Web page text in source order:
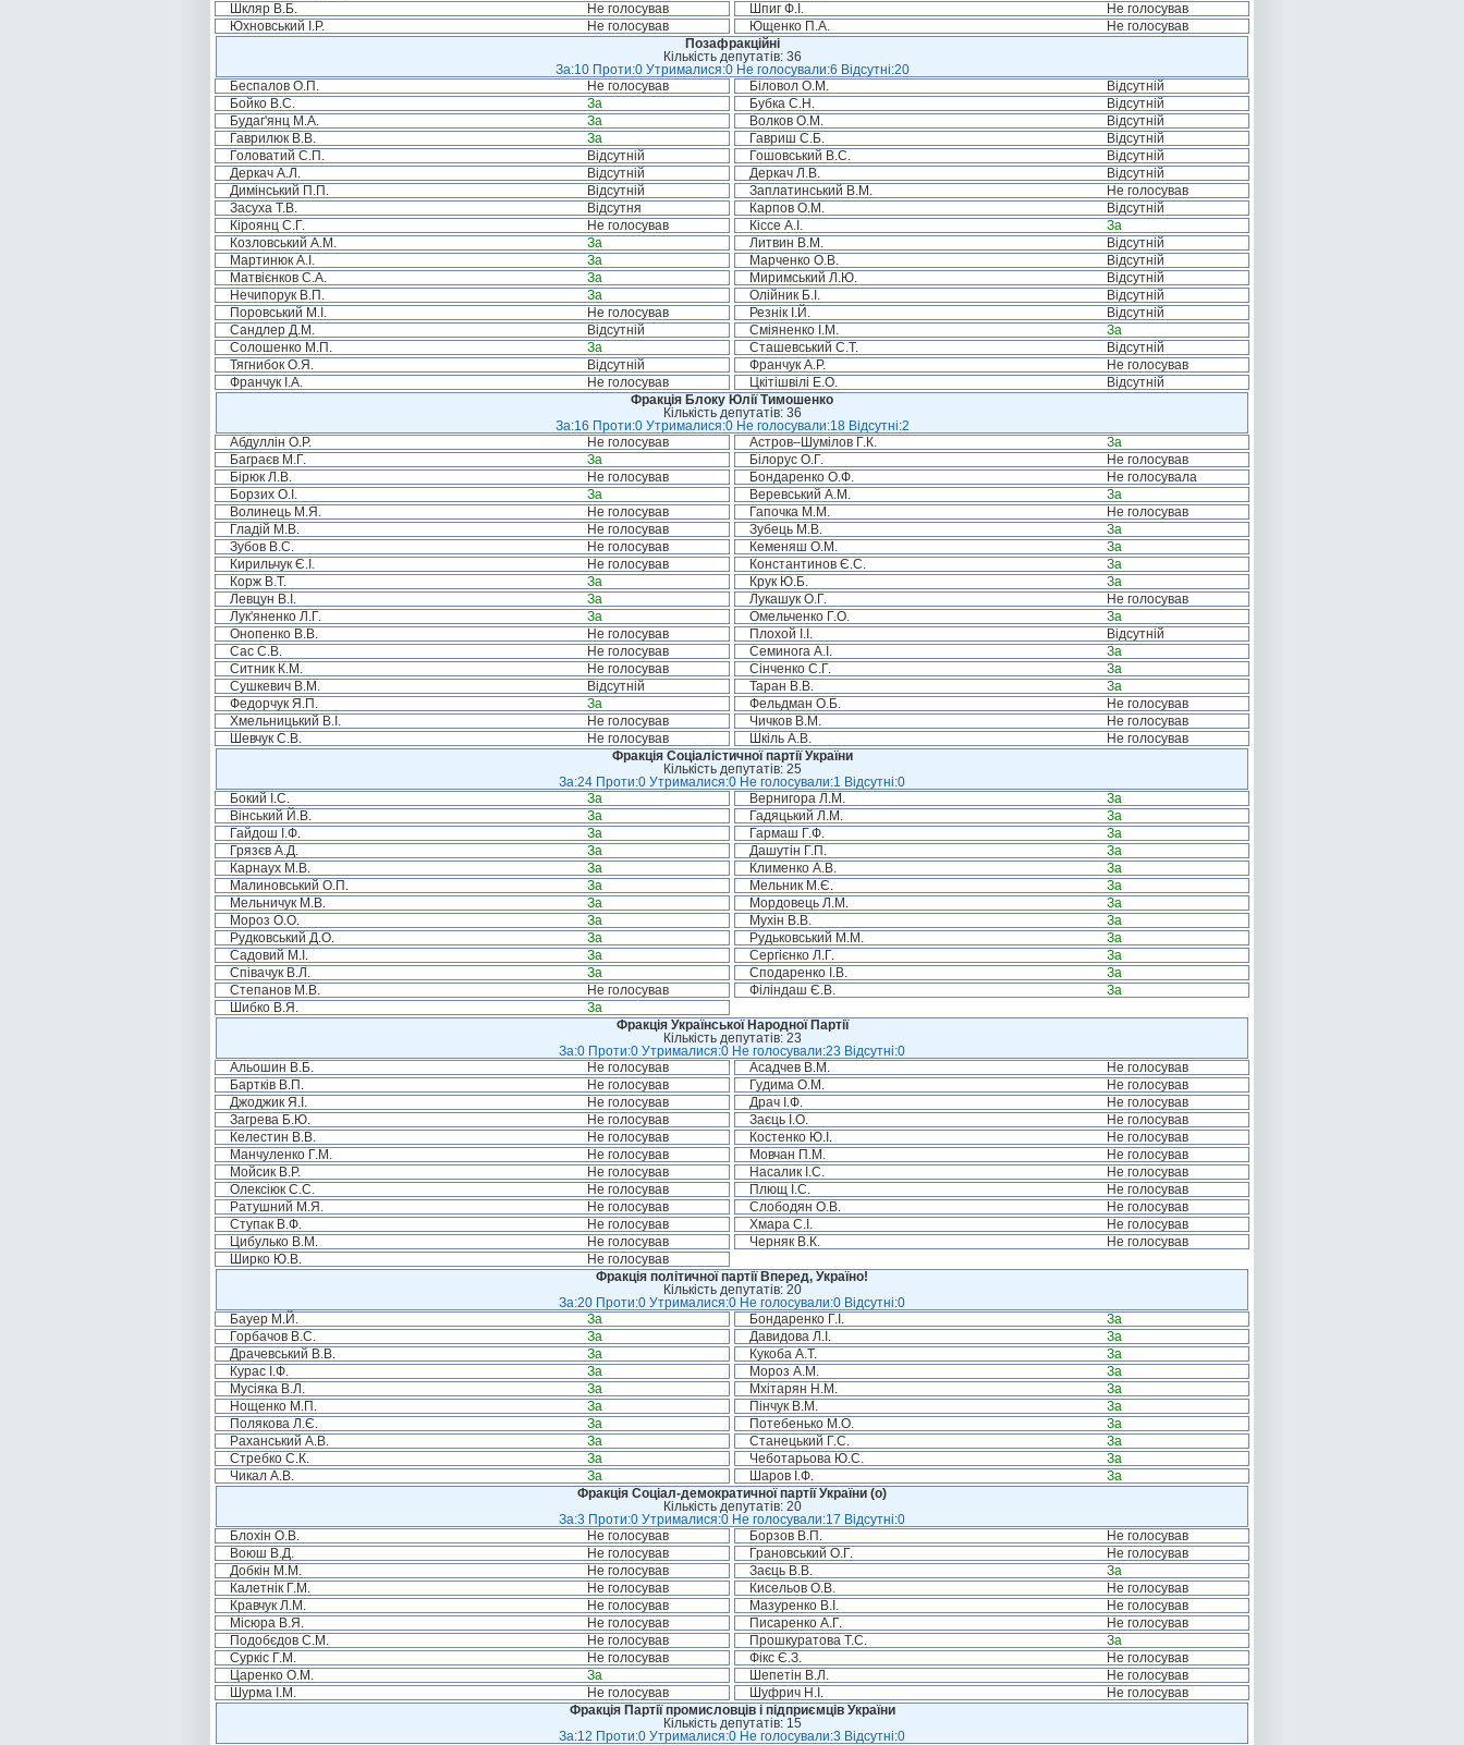
Шкляр В.Б.
Не голосував Шпиг Ф.І.
Не голосував
Юхновський І.Р.
Не голосував Ющенко П.А.
Не голосував
Позафракційні
Кількість депутатів: 36
За:10 Проти:0 Утрималися:0 Не голосували:6 Відсутні:20
Беспалов О.П.
Не голосував Біловол О.М.
Відсутній
Бойко В.С.
За Бубка С.Н.
Відсутній
Будаг'янц М.А.
За Волков О.М.
Відсутній
Гаврилюк В.В.
За Гавриш С.Б.
Відсутній
Головатий С.П.
Відсутній Гошовський В.С.
Відсутній
Деркач А.Л.
Відсутній Деркач Л.В.
Відсутній
Димінський П.П.
Відсутній Заплатинський В.М.
Не голосував
Засуха Т.В.
Відсутня Карпов О.М.
Відсутній
Кіроянц С.Г.
Не голосував Кіссе А.І.
За
Козловський А.М.
За Литвин В.М.
Відсутній
Мартинюк А.І.
За Марченко О.В.
Відсутній
Матвієнков С.А.
За Миримський Л.Ю.
Відсутній
Нечипорук В.П.
За Олійник Б.І.
Відсутній
Поровський М.І.
Не голосував Резнік І.Й.
Відсутній
Сандлер Д.М.
Відсутній Сміяненко І.М.
За
Солошенко М.П.
За Сташевський С.Т.
Відсутній
Тягнибок О.Я.
Відсутній Франчук А.Р.
Не голосував
Франчук І.А.
Не голосував Цкітішвілі Е.О.
Відсутній
Фракція Блоку Юлії Тимошенко
Кількість депутатів: 36
За:16 Проти:0 Утрималися:0 Не голосували:18 Відсутні:2
Абдуллін О.Р.
Не голосував Астров–Шумілов Г.К.
За
Баграєв М.Г.
За Білорус О.Г.
Не голосував
Бірюк Л.В.
Не голосував Бондаренко О.Ф.
Не голосувала
Борзих О.І.
За Веревський А.М.
За
Волинець М.Я.
Не голосував Гапочка М.М.
Не голосував
Гладій М.В.
Не голосував Зубець М.В.
За
Зубов В.С.
Не голосував Кеменяш О.М.
За
Кирильчук Є.І.
Не голосував Константинов Є.С.
За
Корж В.Т.
За Крук Ю.Б.
За
Левцун В.І.
За Лукашук О.Г.
Не голосував
Лук'яненко Л.Г.
За Омельченко Г.О.
За
Онопенко В.В.
Не голосував Плохой І.І.
Відсутній
Сас С.В.
Не голосував Семинога А.І.
За
Ситник К.М.
Не голосував Сінченко С.Г.
За
Сушкевич В.М.
Відсутній Таран В.В.
За
Федорчук Я.П.
За Фельдман О.Б.
Не голосував
Хмельницький В.І.
Не голосував Чичков В.М.
Не голосував
Шевчук С.В.
Не голосував Шкіль А.В.
Не голосував
Фракція Соціалістичної партії України
Кількість депутатів: 25
За:24 Проти:0 Утрималися:0 Не голосували:1 Відсутні:0
Бокий І.С.
За Вернигора Л.М.
За
Вінський Й.В.
За Гадяцький Л.М.
За
Гайдош І.Ф.
За Гармаш Г.Ф.
За
Грязєв А.Д.
За Дашутін Г.П.
За
Карнаух М.В.
За Клименко А.В.
За
Малиновський О.П.
За Мельник М.Є.
За
Мельничук М.В.
За Мордовець Л.М.
За
Мороз О.О.
За Мухін В.В.
За
Рудковський Д.О.
За Рудьковський М.М.
За
Садовий М.І.
За Сергієнко Л.Г.
За
Співачук В.Л.
За Сподаренко І.В.
За
Степанов М.В.
Не голосував Філіндаш Є.В.
За
Шибко В.Я.
За
Фракція Української Народної Партії
Кількість депутатів: 23
За:0 Проти:0 Утрималися:0 Не голосували:23 Відсутні:0
Альошин В.Б.
Не голосував Асадчев В.М.
Не голосував
Бартків В.П.
Не голосував Гудима О.М.
Не голосував
Джоджик Я.І.
Не голосував Драч І.Ф.
Не голосував
Загрева Б.Ю.
Не голосував Заєць І.О.
Не голосував
Келестин В.В.
Не голосував Костенко Ю.І.
Не голосував
Манчуленко Г.М.
Не голосував Мовчан П.М.
Не голосував
Мойсик В.Р.
Не голосував Насалик І.С.
Не голосував
Олексіюк С.С.
Не голосував Плющ І.С.
Не голосував
Ратушний М.Я.
Не голосував Слободян О.В.
Не голосував
Ступак В.Ф.
Не голосував Хмара С.І.
Не голосував
Цибулько В.М.
Не голосував Черняк В.К.
Не голосував
Ширко Ю.В.
Не голосував
Фракція політичної партії Вперед, Україно!
Кількість депутатів: 20
За:20 Проти:0 Утрималися:0 Не голосували:0 Відсутні:0
Бауер М.Й.
За Бондаренко Г.І.
За
Горбачов В.С.
За Давидова Л.І.
За
Драчевський В.В.
За Кукоба А.Т.
За
Курас І.Ф.
За Мороз А.М.
За
Мусіяка В.Л.
За Мхітарян Н.М.
За
Нощенко М.П.
За Пінчук В.М.
За
Полякова Л.Є.
За Потебенько М.О.
За
Раханський А.В.
За Станецький Г.С.
За
Стребко С.К.
За Чеботарьова Ю.С.
За
Чикал А.В.
За Шаров І.Ф.
За
Фракція Соціал-демократичної партії України (о)
Кількість депутатів: 20
За:3 Проти:0 Утрималися:0 Не голосували:17 Відсутні:0
Блохін О.В.
Не голосував Борзов В.П.
Не голосував
Воюш В.Д.
Не голосував Грановський О.Г.
Не голосував
Добкін М.М.
Не голосував Заєць В.В.
За
Калетнік Г.М.
Не голосував Кисельов О.В.
Не голосував
Кравчук Л.М.
Не голосував Мазуренко В.І.
Не голосував
Місюра В.Я.
Не голосував Писаренко А.Г.
Не голосував
Подобєдов С.М.
Не голосував Прошкуратова Т.С.
За
Суркіс Г.М.
Не голосував Фікс Є.З.
Не голосував
Царенко О.М.
За Шепетін В.Л.
Не голосував
Шурма І.М.
Не голосував Шуфрич Н.І.
Не голосував
Фракція Партії промисловців і підприємців України
Кількість депутатів: 15
За:12 Проти:0 Утрималися:0 Не голосували:3 Відсутні:0